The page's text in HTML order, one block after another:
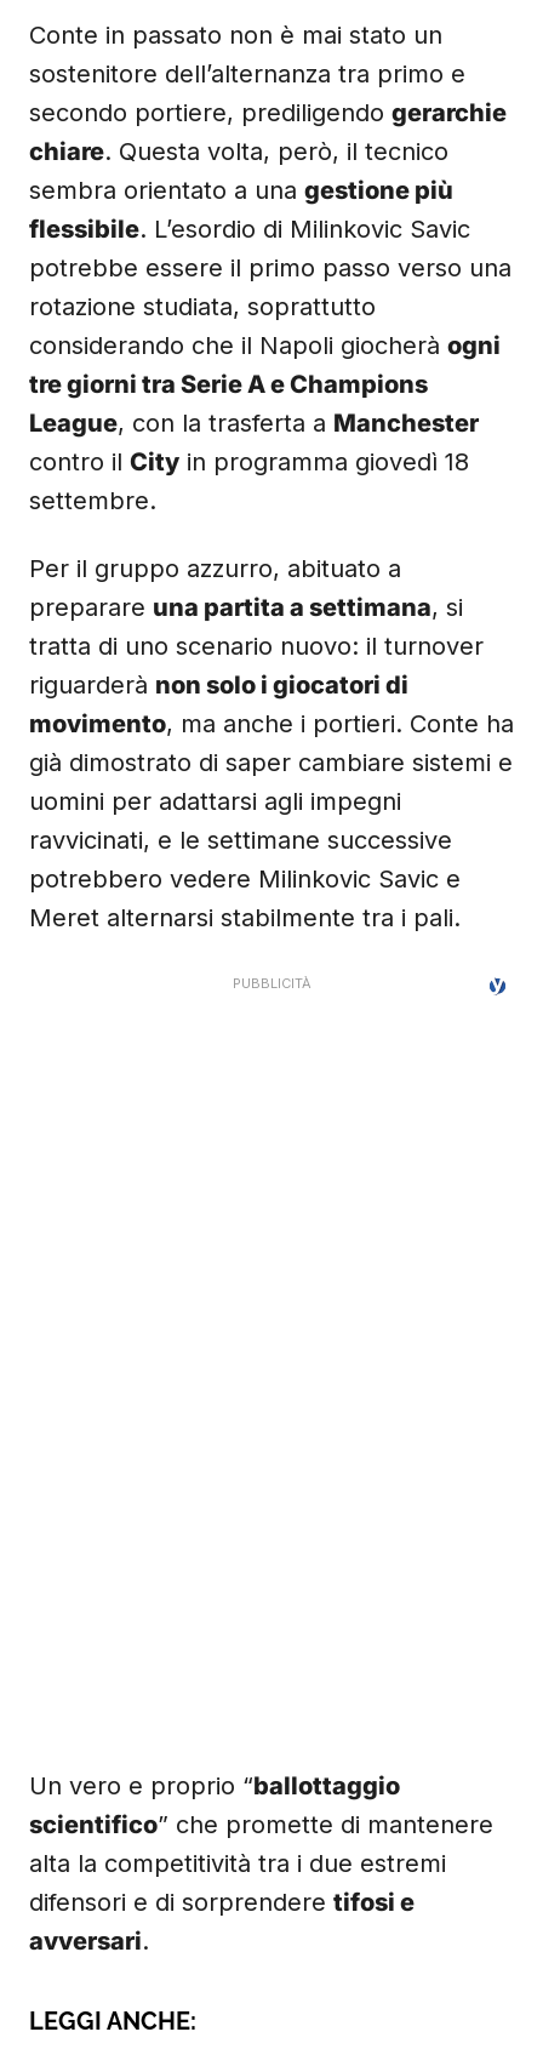
Conte in passato non è mai stato un
sostenitore dell’alternanza tra primo e
secondo portiere, prediligendo gerarchie
chiare. Questa volta, però, il tecnico
sembra orientato a una gestione più
flessibile. L’esordio di Milinkovic Savic
potrebbe essere il primo passo verso una
rotazione studiata, soprattutto
considerando che il Napoli giocherà ogni
tre giorni tra Serie A e Champions
League, con la trasferta a Manchester
contro il City in programma giovedì 18
settembre.
Per il gruppo azzurro, abituato a
preparare una partita a settimana, si
tratta di uno scenario nuovo: il turnover
riguarderà non solo i giocatori di
movimento, ma anche i portieri. Conte ha
già dimostrato di saper cambiare sistemi e
uomini per adattarsi agli impegni
ravvicinati, e le settimane successive
potrebbero vedere Milinkovic Savic e
Meret alternarsi stabilmente tra i pali.
Un vero e proprio “ballottaggio
scientifico” che promette di mantenere
alta la competitività tra i due estremi
difensori e di sorprendere tifosi e
avversari.
LEGGI ANCHE: